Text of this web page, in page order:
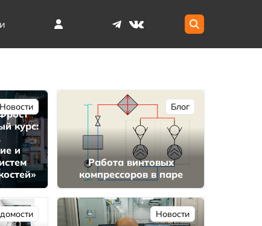
Новости
курс:
и
Блог
Работа винтовых
компрессоров в паре
Новости